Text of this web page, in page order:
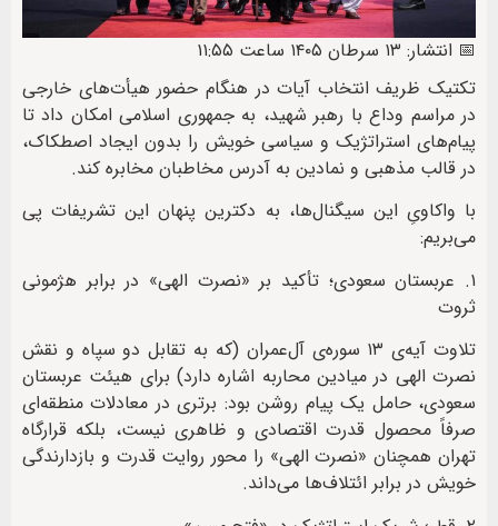
📅 انتشار: ۱۳ سرطان ۱۴۰۵ ساعت ۱۱:۵۵
تکتیک ظریف انتخاب آیات در هنگام حضور هیأت‌های خارجی
در مراسم وداع با رهبر شهید، به جمهوری اسلامی امکان داد تا
پیام‌های استراتژیک و سیاسی خویش را بدون ایجاد اصطکاک،
در قالب مذهبی و نمادین به آدرس مخاطبان مخابره کند.
با واکاویِ این سیگنال‌ها، به دکترین پنهان این تشریفات پی
می‌بریم:
۱. عربستان سعودی؛ تأکید بر «نصرت الهی» در برابر هژمونی
ثروت
تلاوت آیه‌ی ۱۳ سوره‌ی آل‌عمران (که به تقابل دو سپاه و نقش
نصرت الهی در میادین محاربه اشاره دارد) برای هیئت عربستان
سعودی، حامل یک پیام روشن بود: برتری در معادلات منطقه‌ای
صرفاً محصول قدرت اقتصادی و ظاهری نیست، بلکه قرارگاه
تهران همچنان «نصرت الهی» را محور روایت قدرت و بازدارندگی
خویش در برابر ائتلاف‌ها می‌داند.